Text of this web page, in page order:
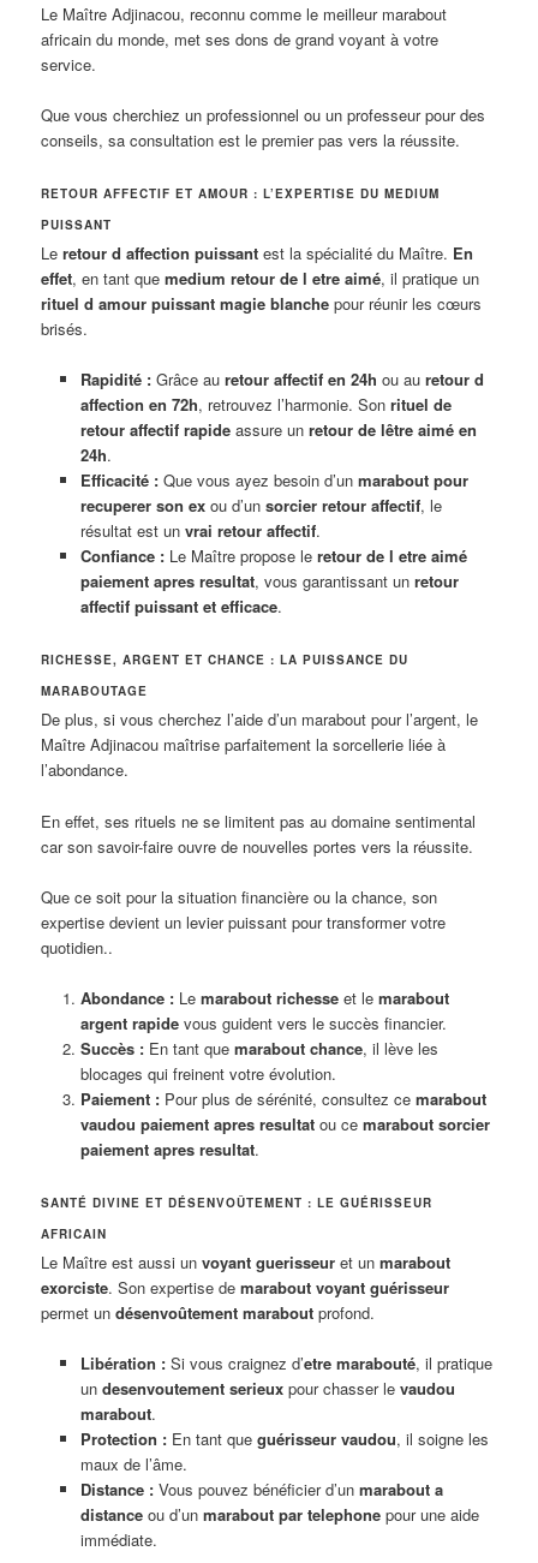
Le Maître Adjinacou, reconnu comme le meilleur marabout
africain du monde, met ses dons de grand voyant à votre
service.
Que vous cherchiez un professionnel ou un professeur pour des
conseils, sa consultation est le premier pas vers la réussite.
RETOUR AFFECTIF ET AMOUR : L’EXPERTISE DU MEDIUM
PUISSANT
Leretour d affection puissant est la spécialité du Maître. En
effet, en tant quemedium retour de l etre aimé, il pratique un
rituel d amour puissant magie blanche pour réunir les cœurs
brisés.
Rapidité :Grâce au retour affectif en 24h ou au retour d
affection en 72h, retrouvez l’harmonie. Son rituel de
retour affectif rapideassure un retour de lêtre aimé en
24h.
Efficacité :Que vous ayez besoin d’un marabout pour
recuperer son exou d’un sorcier retour affectif, le
résultat est un vrai retour affectif.
Confiance :Le Maître propose le retour de l etre aimé
paiement apres resultat, vous garantissant un retour
affectif puissant et efficace.
RICHESSE, ARGENT ET CHANCE : LA PUISSANCE DU
MARABOUTAGE
De plus, si vous cherchez l’aide d’un marabout pour l’argent, le
Maître Adjinacou maîtrise parfaitement la sorcellerie liée à
l’abondance.
En effet, ses rituels ne se limitent pas au domaine sentimental
car son savoir-faire ouvre de nouvelles portes vers la réussite.
Que ce soit pour la situation financière ou la chance, son
expertise devient un levier puissant pour transformer votre
quotidien..
Abondance :Le marabout richesseet le marabout
argent rapidevous guident vers le succès financier.
Succès :En tant que marabout chance, il lève les
blocages qui freinent votre évolution.
Paiement :Pour plus de sérénité, consultez ce marabout
vaudou paiement apres resultatou ce marabout sorcier
paiement apres resultat.
SANTÉ DIVINE ET DÉSENVOÛTEMENT : LE GUÉRISSEUR
AFRICAIN
Le Maître est aussi unvoyant guerisseur et unmarabout
exorciste. Son expertise demarabout voyant guérisseur
permet undésenvoûtement marabout profond.
Libération :Si vous craignez d’etre marabouté, il pratique
un desenvoutement serieuxpour chasser le vaudou
marabout.
Protection :En tant que guérisseur vaudou, il soigne les
maux de l’âme.
Distance :Vous pouvez bénéficier d’un marabout a
distanceou d’un marabout par telephonepour une aide
immédiate.